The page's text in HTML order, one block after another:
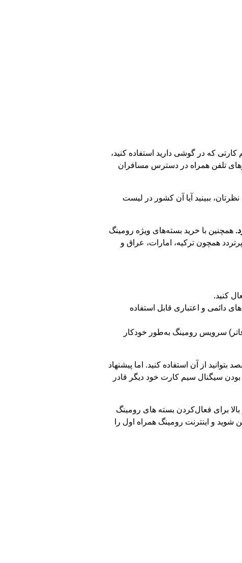
سیم کارتی که در گوشی دارید استفاده کنید،
تلفن همراه در دسترس مسافران
ببینید آیا آن کشور در لیست
همچنین با خرید بسته‌های ویژه رومینگ
همچون ترکیه، امارات، عراق و
کنید.
دائمی و اعتباری قابل استفاده
من، فروشگاه آنلاین و یا دفاتر) سرویس رومینگ به‌طور خودکار
از آن استفاده کنید. اما پیشنهاد
سیگنال سیم کارت خود دیگر قادر
برای فعال‌کردن بسته های رومینگ
شوید و اینترنت رومینگ همراه اول را